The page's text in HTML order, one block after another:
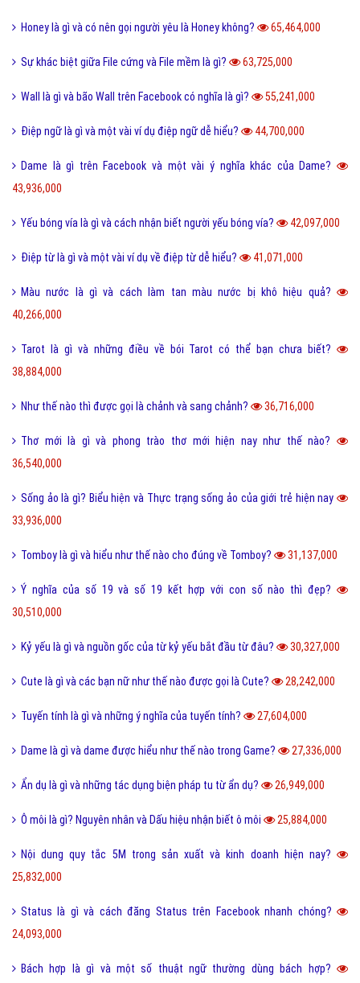
Honey là gì và có nên gọi người yêu là Honey không? 65,464,000
Sự khác biệt giữa File cứng và File mềm là gì? 63,725,000
Wall là gì và bão Wall trên Facebook có nghĩa là gì? 55,241,000
Điệp ngữ là gì và một vài ví dụ điệp ngữ dễ hiểu? 44,700,000
Dame là gì trên Facebook và một vài ý nghĩa khác của Dame?
43,936,000
Yếu bóng vía là gì và cách nhận biết người yếu bóng vía? 42,097,000
Điệp từ là gì và một vài ví dụ về điệp từ dễ hiểu? 41,071,000
Màu nước là gì và cách làm tan màu nước bị khô hiệu quả?
40,266,000
Tarot là gì và những điều về bói Tarot có thể bạn chưa biết?
38,884,000
Như thế nào thì được gọi là chảnh và sang chảnh? 36,716,000
Thơ mới là gì và phong trào thơ mới hiện nay như thế nào?
36,540,000
Sống ảo là gì? Biểu hiện và Thực trạng sống ảo của giới trẻ hiện nay
33,936,000
Tomboy là gì và hiểu như thế nào cho đúng về Tomboy? 31,137,000
Ý nghĩa của số 19 và số 19 kết hợp với con số nào thì đẹp?
30,510,000
Kỷ yếu là gì và nguồn gốc của từ kỷ yếu bắt đầu từ đâu? 30,327,000
Cute là gì và các bạn nữ như thế nào được gọi là Cute? 28,242,000
Tuyến tính là gì và những ý nghĩa của tuyến tính? 27,604,000
Dame là gì và dame được hiểu như thế nào trong Game? 27,336,000
Ẩn dụ là gì và những tác dụng biện pháp tu từ ẩn dụ? 26,949,000
Ô môi là gì? Nguyên nhân và Dấu hiệu nhận biết ô môi 25,884,000
Nội dung quy tắc 5M trong sản xuất và kinh doanh hiện nay?
25,832,000
Status là gì và cách đăng Status trên Facebook nhanh chóng?
24,093,000
Bách hợp là gì và một số thuật ngữ thường dùng bách hợp?